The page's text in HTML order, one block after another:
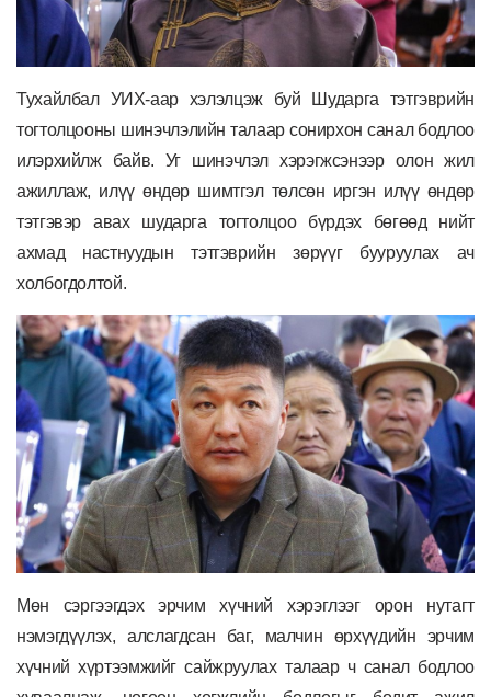
Тухайлбал УИХ-аар хэлэлцэж буй Шударга тэтгэврийн
тогтолцооны шинэчлэлийн талаар сонирхон санал бодлоо
илэрхийлж байв. Уг шинэчлэл хэрэгжсэнээр олон жил
ажиллаж, илүү өндөр шимтгэл төлсөн иргэн илүү өндөр
тэтгэвэр авах шударга тогтолцоо бүрдэх бөгөөд нийт
ахмад настнуудын тэтгэврийн зөрүүг бууруулах ач
холбогдолтой.
Мөн сэргээгдэх эрчим хүчний хэрэглээг орон нутагт
нэмэгдүүлэх, алслагдсан баг, малчин өрхүүдийн эрчим
хүчний хүртээмжийг сайжруулах талаарчсанал бодлоо